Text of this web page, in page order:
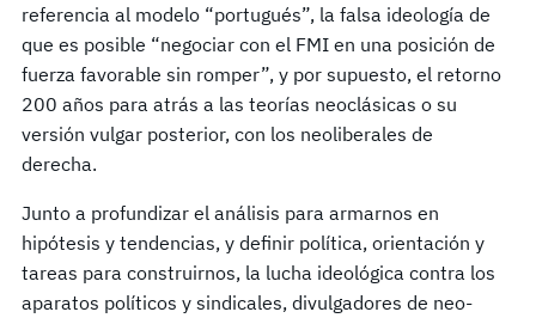
referencia al modelo “portugués”, la falsa ideología de
que es posible “negociar con el FMI en una posición de
fuerza favorable sin romper”, y por supuesto, el retorno
200 años para atrás a las teorías neoclásicas o su
versión vulgar posterior, con los neoliberales de
derecha.
Junto a profundizar el análisis para armarnos en
hipótesis y tendencias, y definir política, orientación y
tareas para construirnos, la lucha ideológica contra los
aparatos políticos y sindicales, divulgadores de neo-